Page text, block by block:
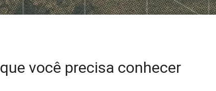
você precisa conhecer